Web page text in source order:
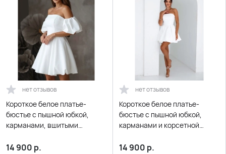
нет отзывов
Короткое белое платье-
бюстье с пышной юбкой,
карманами, вшитыми
рукавами-буфами
14 900 р.
нет отзывов
Короткое белое платье-
бюстье с пышной юбкой,
карманами и корсетной
14 900 р.